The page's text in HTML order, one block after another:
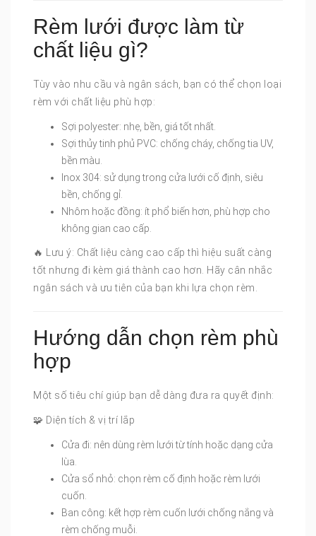
Rèm lưới được làm từ
chất liệu gì?
Tùy vào nhu cầu và ngân sách, bạn có thể chọn loại
rèm với chất liệu phù hợp:
Sợi polyester: nhẹ, bền, giá tốt nhất.
Sợi thủy tinh phủ PVC: chống cháy, chống tia UV,
bền màu.
Inox 304: sử dụng trong cửa lưới cố định, siêu
bền, chống gỉ.
Nhôm hoặc đồng: ít phổ biến hơn, phù hợp cho
không gian cao cấp.
🔥 Lưu ý: Chất liệu càng cao cấp thì hiệu suất càng
tốt nhưng đi kèm giá thành cao hơn. Hãy cân nhắc
ngân sách và ưu tiên của bạn khi lựa chọn rèm.
Hướng dẫn chọn rèm phù
hợp
Một số tiêu chí giúp bạn dễ dàng đưa ra quyết định:
🧩 Diện tích & vị trí lắp
Cửa đi: nên dùng rèm lưới từ tính hoặc dạng cửa
lùa.
Cửa sổ nhỏ: chọn rèm cố định hoặc rèm lưới
cuốn.
Ban công: kết hợp rèm cuốn lưới chống nắng và
rèm chống muỗi.